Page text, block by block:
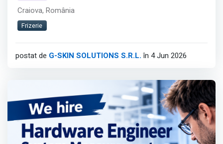
modern, elegant și profesionist, destinat specialiștilor
care își doresc să crească și să se dezvolte alături de un
Afișează tot
Craiova, România
Frizerie
postat de G-SKIN SOLUTIONS S.R.L. în 4 Jun 2026